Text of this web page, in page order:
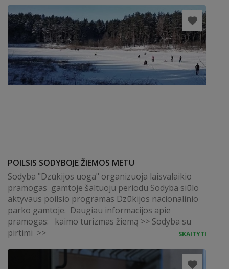
POILSIS SODYBOJE ŽIEMOS METU
Sodyba "Dzūkijos uoga" organizuoja laisvalaikio
pramogas gamtoje šaltuoju periodu Sodyba siūlo
aktyvaus poilsio programas Dzūkijos nacionalinio
parko gamtoje. Daugiau informacijos apie
pramogas: kaimo turizmas žiemą >> Sodyba su
pirtimi >>
SKAITYTI